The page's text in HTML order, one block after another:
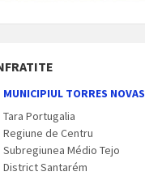
MUNICIPIUL TORRES NOVAS
Tara Portugalia
Regiune de Centru
Subregiunea Médio Tejo
District Santarém